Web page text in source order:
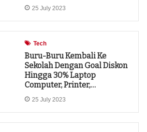
25 July 2023
Tech
Buru-Buru Kembali Ke
Sekolah Dengan Goal Diskon
Hingga 30% Laptop
Computer, Printer,…
25 July 2023